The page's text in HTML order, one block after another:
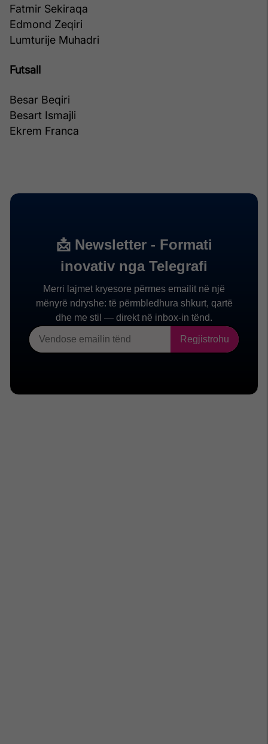
Fatmir Sekiraqa
Edmond Zeqiri
Lumturije Muhadri
Futsall
Besar Beqiri
Besart Ismajli
Ekrem Franca